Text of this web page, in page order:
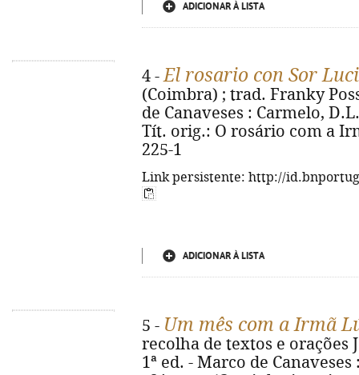
ADICIONAR À LISTA
4 -El rosario con Sor
(Coimbra) ; trad. Franky
de Canaveses : Carmelo,
Tít. orig.: O rosário com a
225-1
Link persistente: http://
ADICIONAR À LISTA
5 - Um mês com a Irmã
recolha de textos e orações
1ª ed. - Marco de